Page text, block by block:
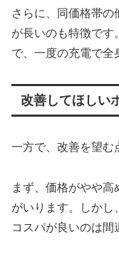
さらに、同価格帯の
が長いのも特徴です
で、一度の充電で全
改善してほしい
一方で、改善を望む
まず、価格がやや
がいります。しかし
コスパが良いのは間